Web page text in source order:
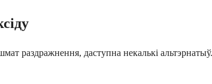
раздражнення, даступна некалькі